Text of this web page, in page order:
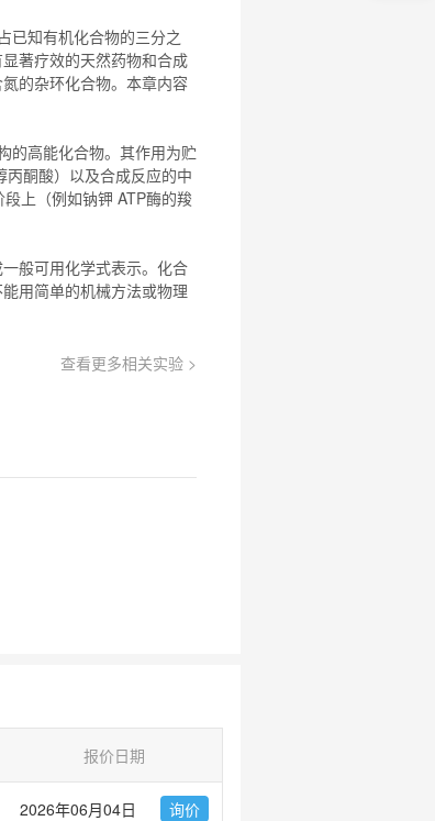
已知有机化合物的三分之
著疗效的天然药物和合成
的杂环化合物。本章内容
的高能化合物。其作用为贮
酮酸）以及合成反应的中
上（例如钠钾 ATP酶的羧
般可用化学式表示。 化合
用简单的机械方法或物理
查看更多相关实验 >
报价日期
2026年06月04日 询价